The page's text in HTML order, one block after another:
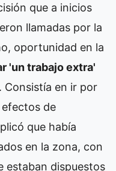
que a inicios
llamadas por la
oportunidad en la
'un trabajo extra'
Consistía en ir por
efectos de
que había
en la zona, con
estaban dispuestos